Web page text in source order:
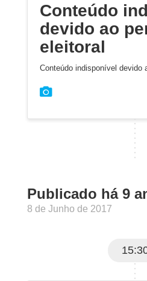
Conteúdo
devido ao
eleitoral
Conteúdo indisponível devido
Publicado há 9
8 de Junho de 2017